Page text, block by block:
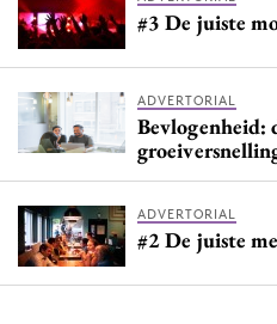
#3 De juiste
ADVERTORIAL
Bevlogenheid:
ADVERTORIAL
#2 De juiste